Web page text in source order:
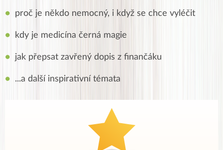
proč je někdo nemocný, i když se chce vyléčit
kdy je medicína černá magie
jak přepsat zavřený dopis z finančáku
...a další inspirativní témata